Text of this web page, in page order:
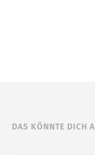
DAS KÖNNTE DICH